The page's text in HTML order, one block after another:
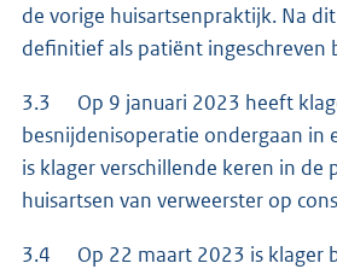
de vorige huisartsenpraktijk. Na
definitief als patiënt ingeschreven
3.3 Op 9 januari 2023 heeft
besnijdenisoperatie ondergaan in
is klager verschillende keren in de
huisartsen van verweerster op
3.4 Op 22 maart 2023 is klager